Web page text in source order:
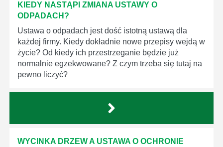
KIEDY NASTĄPI ZMIANA USTAWY O
ODPADACH?
Ustawa o odpadach jest dość istotną ustawą dla
każdej firmy. Kiedy dokładnie nowe przepisy wejdą w
życie? Od kiedy ich przestrzeganie będzie już
normalnie egzekwowane? Z czym trzeba się tutaj na
pewno liczyć?
WYCINKA DRZEW A USTAWA O OCHRONIE